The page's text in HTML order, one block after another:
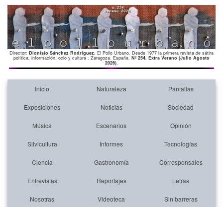
Director: Dionisio Sánchez Rodríguez. El Pollo Urbano. Desde 1977 la primera revista de sátira
política, información, ocio y cultura . Zaragoza. España. Nº 254. Extra Verano (Julio Agosto
2026).
Inicio Naturaleza Pantallas
Exposiciones Noticias Sociedad
Música Escenarios Opinión
Silvicultura Informes Tecnologías
Ciencia Gastronomía Corresponsales
Entrevistas Reportajes Letras
Nosotras Videoteca Sin barreras